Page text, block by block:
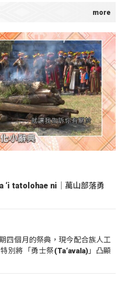
‘i tatolohae ni｜萬山部落勇
四個月的祭典，現今配合族人工
別將「勇士祭(Ta‘avala)」凸顯